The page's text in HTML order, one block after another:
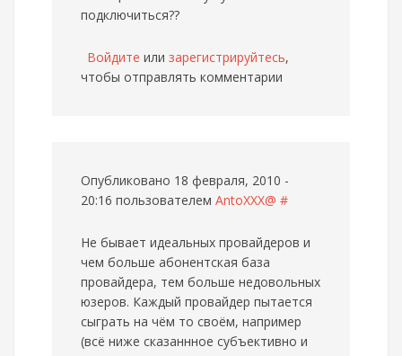
подключиться??
Войдите или зарегистрируйтесь,
чтобы отправлять комментарии
Опубликовано 18 февраля, 2010 -
20:16 пользователем AntoXXX@ #
Не бывает идеальных провайдеров и
чем больше абонентская база
провайдера, тем больше недовольных
юзеров. Каждый провайдер пытается
сыграть на чём то своём, например
(всё ниже сказаннное субъективно и